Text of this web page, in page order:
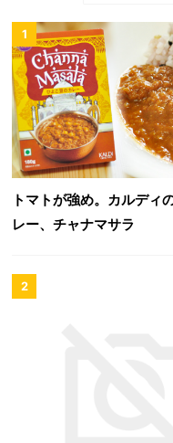
トマトが強め。カルディ
レー、チャナマサラ